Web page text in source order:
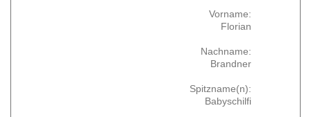
Vorname:
Florian
Nachname:
Brandner
Spitzname(n):
Babyschilfi